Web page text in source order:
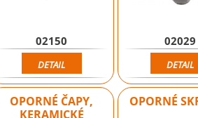
02150
DETAIL
02029
DETAIL
OPORNÉ ČAPY,
KERAMICKÉ
OPORNÉ